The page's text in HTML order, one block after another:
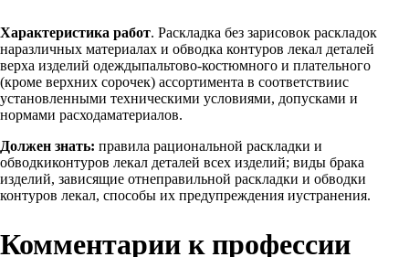
Характеристика работ. Раскладка без зарисовок раскладок
наразличных материалах и обводка контуров лекал деталей
верха изделий одеждыпальтово-костюмного и плательного
(кроме верхних сорочек) ассортимента в соответствиис
установленными техническими условиями, допусками и
нормами расходаматериалов.
Должен знать: правила рациональной раскладки и
обводкиконтуров лекал деталей всех изделий; виды брака
изделий, зависящие отнеправильной раскладки и обводки
контуров лекал, способы их предупреждения иустранения.
Комментарии к профессии